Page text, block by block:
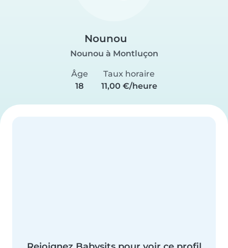
Nounou
Nounou à Montluçon
Âge
18
Taux horaire
11,00 €/heure